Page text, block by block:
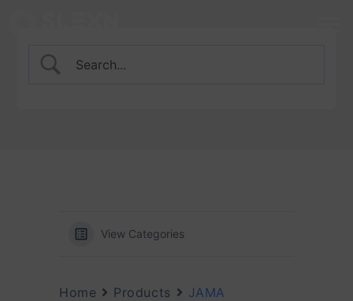
View Categories
Home Products JAMA